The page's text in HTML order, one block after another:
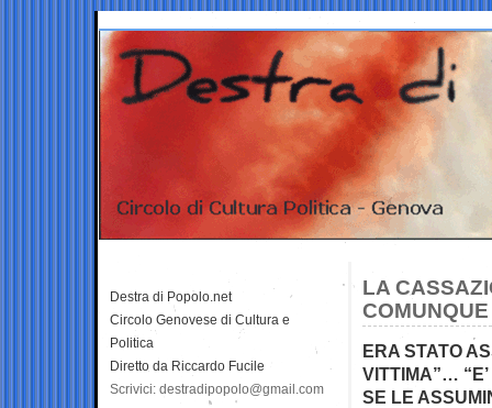
LA
ERA STATO
VITTIMA”…
SE LE
Destra di Popolo.net
Circolo Genovese di Cultura e
Politica
Diretto da Riccardo Fucile
Scrivici: destradipopolo@gmail.com